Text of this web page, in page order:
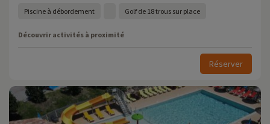
Piscine à débordement Golf de 18 trous sur place
Découvrir activités à proximité
Réserver